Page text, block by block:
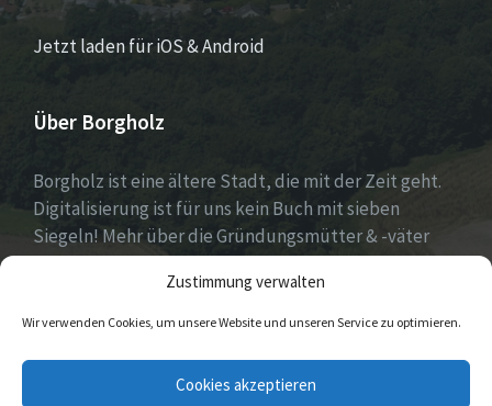
Zustimmung verwalten
Wir verwenden Cookies, um unsere Website und unseren Service zu optimieren.
Cookies akzeptieren
Jetzt laden für iOS & Android
Über Borgholz
Borgholz ist eine ältere Stadt, die mit der Zeit geht.
Digitalisierung ist für uns kein Buch mit sieben
Siegeln! Mehr über die Gründungsmütter & -väter
gibt es unterDorfwerkstattund
https://www.digitale-doerfer.de!